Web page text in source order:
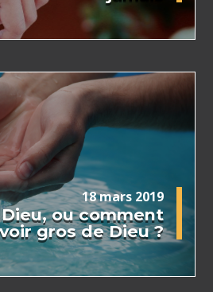
18 mars 2019
ou comment
gros de Dieu ?